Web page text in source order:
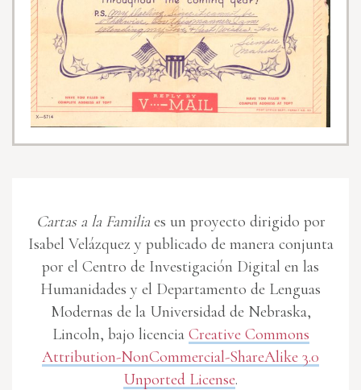
Cartas a la Familiaes un proyecto dirigido por
Isabel Velázquez y publicado de manera conjunta
por el Centro de Investigación Digital en las
Humanidades y el Departamento de Lenguas
Modernas de la Universidad de Nebraska,
Lincoln, bajo licencia Creative Commons
Attribution-NonCommercial-ShareAlike 3.0
Unported License.